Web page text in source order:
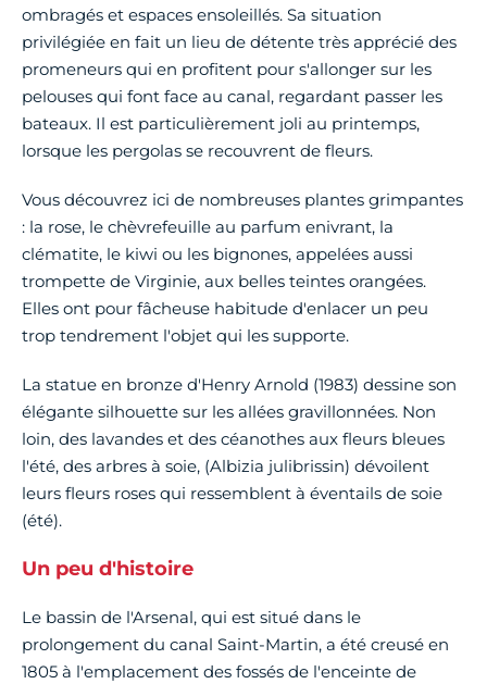
ombragés et espaces ensoleillés. Sa situation
privilégiée en fait un lieu de détente très apprécié des
promeneurs qui en profitent pour s'allonger sur les
pelouses qui font face au canal, regardant passer les
bateaux. Il est particulièrement joli au printemps,
lorsque les pergolas se recouvrent de fleurs.
Vous découvrez ici de nombreuses plantes grimpantes
: la rose, le chèvrefeuille au parfum enivrant, la
clématite, le kiwi ou les bignones, appelées aussi
trompette de Virginie, aux belles teintes orangées.
Elles ont pour fâcheuse habitude d'enlacer un peu
trop tendrement l'objet qui les supporte.
La statue en bronze d'Henry Arnold (1983) dessine son
élégante silhouette sur les allées gravillonnées. Non
loin, des lavandes et des céanothes aux fleurs bleues
l'été, des arbres à soie, (Albizia julibrissin) dévoilent
leurs fleurs roses qui ressemblent à éventails de soie
(été).
Un peu d'histoire
Le bassin de l'Arsenal, qui est situé dans le
prolongement du canal Saint-Martin, a été creusé en
1805 à l'emplacement des fossés de l'enceinte de